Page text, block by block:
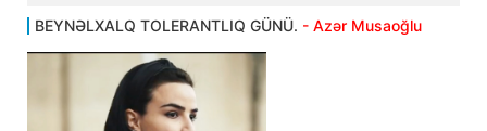
BEYNƏLXALQ TOLERANTLIQ GÜNÜ. - Azər Musaoğlu